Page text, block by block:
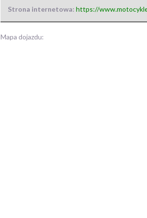
Strona internetowa: https://
Mapa dojazdu: